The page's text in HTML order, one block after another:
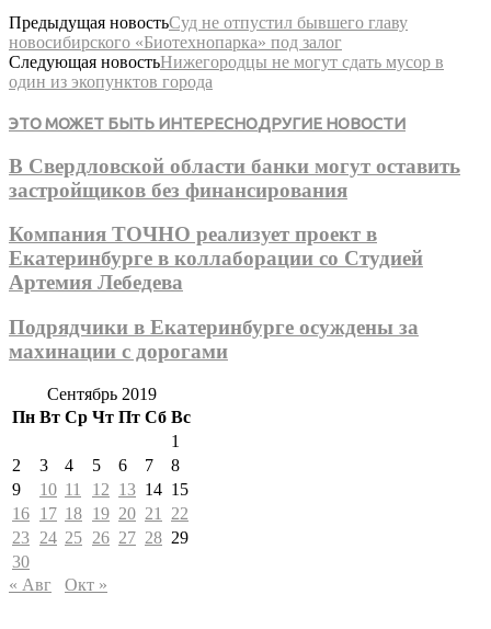
Предыдущая новостьСуд не отпустил бывшего главу
новосибирского «Биотехнопарка» под залог
Следующая новостьНижегородцы не могут сдать мусор в
один из экопунктов города
ЭТО МОЖЕТ БЫТЬ ИНТЕРЕСНОДРУГИЕ НОВОСТИ
В Свердловской области банки могут оставить
застройщиков без финансирования
Компания ТОЧНО реализует проект в
Екатеринбурге в коллаборации со Студией
Артемия Лебедева
Подрядчики в Екатеринбурге осуждены за
махинации с дорогами
Сентябрь 2019
Пн Вт Ср Чт Пт Сб Вс
1
2
3 4 5 6 7
8
9
10 11 12 13 14 15
16 17 18 19 20 21
22
23 24 25 26 27 28 29
30
« Авг
Окт »